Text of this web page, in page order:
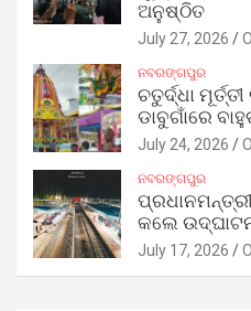
ଅନୁଷ୍ଠିତ
July 27, 2026
ନବରଙ୍ଗପୁର
ଚତୁର୍ଦ୍ଧା
ଡାବୁଗାଁରେ
July 24, 2026
ନବରଙ୍ଗପୁର
କଲେ
July 17, 2026